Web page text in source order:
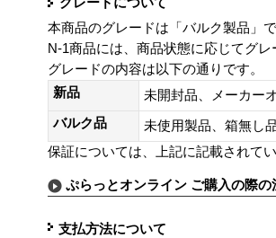
本商品のグレードは「バルク製品」
N-1商品には、商品状態に応じてグ
グレードの内容は以下の通りです。
新品
未開封品、メーカー
バルク品
未使用製品、箱無
保証については、上記に記載されて
ぷらっとオンライン ご購入の際の
支払方法について